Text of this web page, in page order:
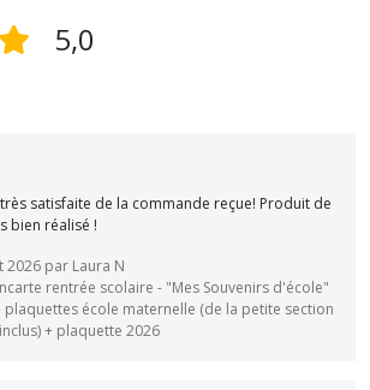
5,0
satisfaite de la commande reçue! Produit de
bien réalisé !
2026 par Laura N
rentrée scolaire - "Mes Souvenirs d'école"
plaquettes école maternelle (de la petite section
+ plaquette 2026